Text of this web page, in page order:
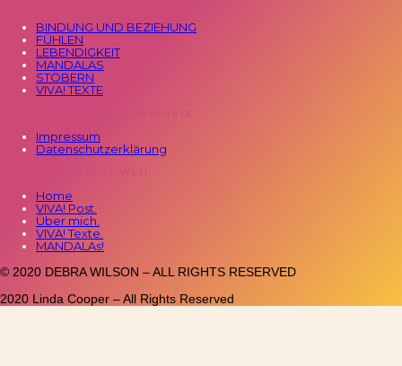
BINDUNG UND BEZIEHUNG
FÜHLEN
LEBENDIGKEIT
MANDALAS
STÖBERN
VIVA! TEXTE
Impressum
Datenschutzerklärung
Home
VIVA! Post.
Über mich.
VIVA! Texte.
MANDALAs!
© 2020 DEBRA WILSON – ALL RIGHTS RESERVED
2020 Linda Cooper – All Rights Reserved